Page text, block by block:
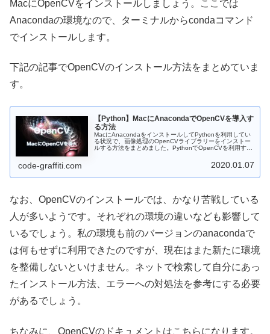
MacにOpenCVをインストールしましょう。ここでは
Anacondaの環境なので、ターミナルからcondaコマンド
でインストールします。
下記の記事でOpenCVのインストール方法をまとめていま
す。
【Python】MacにAnacondaでOpenCVを導入す
る方法
MacにAnacondaをインストールしてPythonを利用してい
る状況で、画像処理のOpenCVライブラリーをインストー
ルする方法をまとめました。PythonでOpenCVを利用する
code-graffiti.com 2020.01.07
なお、OpenCVのインストールでは、かなり苦戦している
人が多いようです。それぞれの環境の違いなども影響して
いるでしょう。私の環境も前のバージョンのanacondaで
は何もせずに利用できたのですが、現在はまた新たに環境
を整備しないといけません。ネットで検索して自分にあっ
たインストール方法、エラーへの対処法を参考にする必要
があるでしょう。
ちなみに、OpenCVのドキュメントはこちらになります。